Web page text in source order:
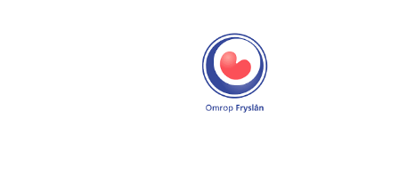
Marketingadviseur bij
Alrijne Zorggroep